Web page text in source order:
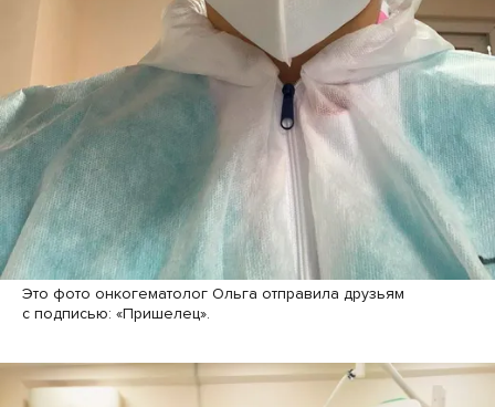
Это фото онкогематолог Ольга отправила друзьям
с подписью: «Пришелец».